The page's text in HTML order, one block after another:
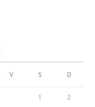
V S D
1 2